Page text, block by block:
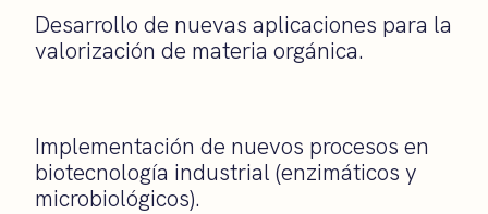
Desarrollo de nuevas aplicaciones para la
valorización de materia orgánica.
Implementación de nuevos procesos en
biotecnología industrial (enzimáticos y
microbiológicos).